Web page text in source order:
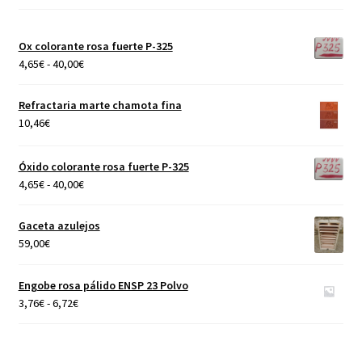
Ox colorante rosa fuerte P-325
4,65€-40,00€Rango
precios:
40,00€
Refractaria marte chamota fina
10,46€
Óxido colorante rosa fuerte P-325
4,65€-40,00€Rango
precios:
desde
40,00€
Gaceta azulejos
59,00€
Engobe rosa pálido ENSP 23 Polvo
3,76€-6,72€Rango